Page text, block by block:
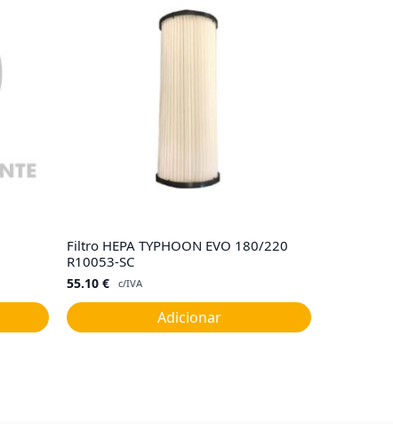
Filtro HEPA TYPHOON EVO 180/220
R10053-SC
55.10 € c/IVA
Adicionar